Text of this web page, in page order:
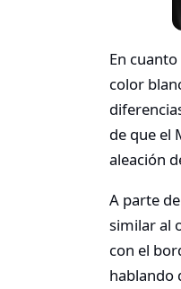
En
color
de que el
aleación
A parte
similar al
con el
hablando